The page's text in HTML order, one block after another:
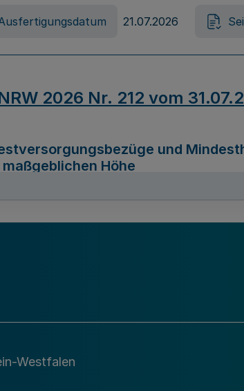
21.07.2026
2026 Nr. 212 vom
und
Höhe
zur Durchführung des
Westfalen